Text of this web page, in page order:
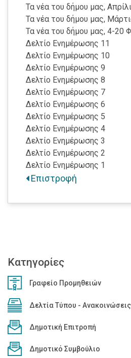
Τα νέα του δήμου μας,
Τα νέα του δήμου μας,
Τα νέα του δήμου μας, 4-20
Δελτίο Ενημέρωσης 11
Δελτίο Ενημέρωσης 10
Δελτίο Ενημέρωσης 9
Δελτίο Ενημέρωσης 8
Δελτίο Ενημέρωσης 7
Δελτίο Ενημέρωσης 6
Δελτίο Ενημέρωσης 5
Δελτίο Ενημέρωσης 4
Δελτίο Ενημέρωσης 3
Δελτίο Ενημέρωσης 2
Δελτίο Ενημέρωσης 1
Επιστροφή
Κατηγορίες
Γραφείο Προμηθειών
Δελτία Τύπου - Ανακοινώσεις
Δημοτική Επιτροπή
Δημοτικό Συμβούλιο